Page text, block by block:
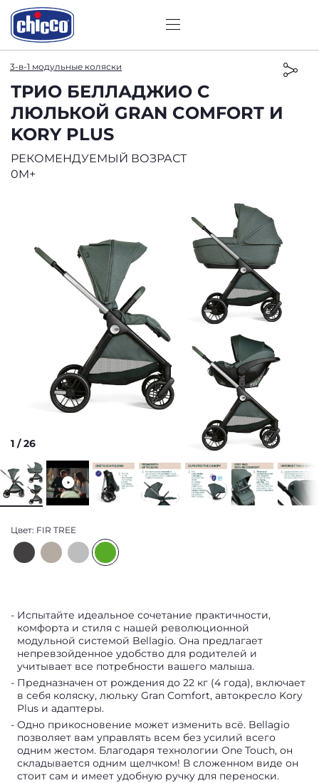
3-в-1 модульные коляски
ТРИО БЕЛЛАДЖИО С
ЛЮЛЬКОЙ GRAN COMFORT И
KORY PLUS
РЕКОМЕНДУЕМЫЙ ВОЗРАСТ
0M+
1 /26
Цвет: FIR TREE
Испытайте идеальное сочетание практичности,
комфорта и стиля с нашей революционной
модульной системой Bellagio. Она предлагает
непревзойденное удобство для родителей и
учитывает все потребности вашего малыша.
Предназначен от рождения до 22 кг (4 года), включает
в себя коляску, люльку Gran Comfort, автокресло Kory
Plus и адаптеры.
Одно прикосновение может изменить всё. Bellagio
позволяет вам управлять всем без усилий всего
одним жестом. Благодаря технологии One Touch, он
складывается одним щелчком! В сложенном виде он
стоит сам и имеет удобную ручку для переноски.